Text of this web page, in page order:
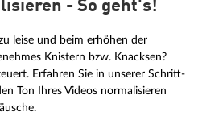
- So geht's!
leise und beim erhöhen der
Knistern bzw. Knacksen?
Erfahren Sie in unserer Schritt-
Ton Ihres Videos normalisieren